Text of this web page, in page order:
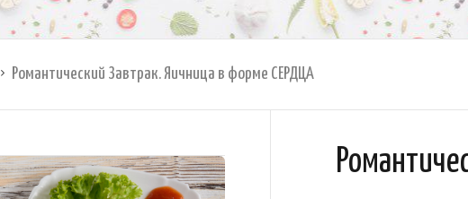
Романтический Завтрак. Яичница в форме СЕРДЦА